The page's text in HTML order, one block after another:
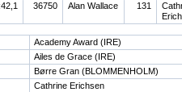
36750 Alan Wallace 131
Academy Award (IRE)
Ailes de Grace (IRE)
Børre Gran (BLOMMENHOLM)
Cathrine Erichsen